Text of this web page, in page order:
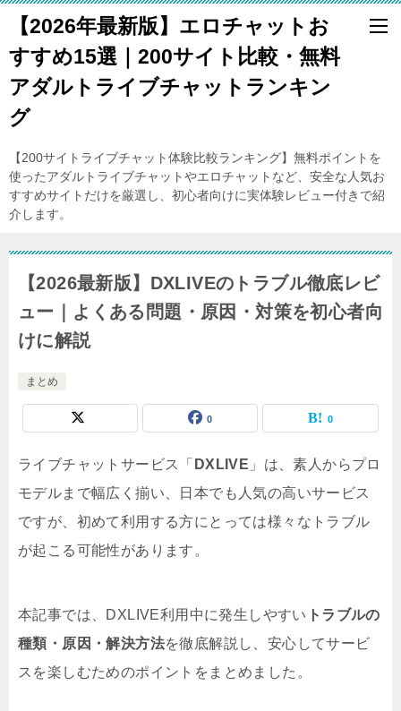
【2026年最新版】エロチャットお
すすめ15選｜200サイト比較・無料
アダルトライブチャットランキン
グ
【200サイトライブチャット体験比較ランキング】無料ポイントを
使ったアダルトライブチャットやエロチャットなど、安全な人気お
すすめサイトだけを厳選し、初心者向けに実体験レビュー付きで紹
介します。
【2026最新版】DXLIVEのトラブル徹底レビ
ュー｜よくある問題・原因・対策を初心者向
けに解説
まとめ
0 0
ライブチャットサービス「 DXLIVE 」は、素人からプロ
モデルまで幅広く揃い、日本でも人気の高いサービス
ですが、初めて利用する方にとっては様々なトラブル
が起こる可能性があります。
本記事では、DXLIVE利用中に発生しやすい トラブルの
種類・原因・解決方法を徹底解説し、安心してサービ
スを楽しむためのポイントをまとめました。